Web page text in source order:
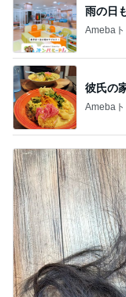
雨の日
Ameba
彼氏の
Ameba